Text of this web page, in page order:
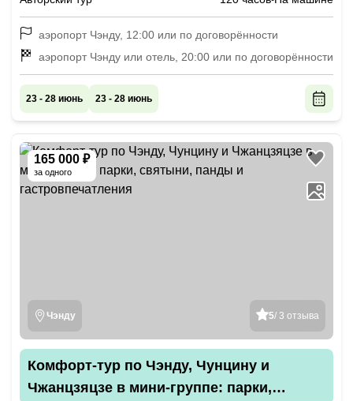
аэропорт Чэнду, 12:00 или по договорённости
аэропорт Чэнду или отель, 20:00 или по договорённости
23 - 28 июнь 23 - 28 июнь
165 000 ₽
за одного
5/ 3 отзыва
Чэнду
Комфорт-тур по Чэнду, Чунцину и
Чжанцзяцзе в мини-группе: парки,